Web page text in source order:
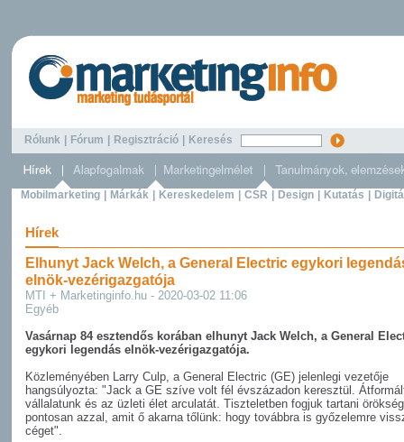
Rólunk Fórum Regisztráció Keresés
Mobilmarketing Márkák Kereskedelem CSR Design Kutatás
Hírek
Elhunyt Jack Welch, a General Electric egykori
elnök-vezérigazgatója
MTI + Marketinginfo.hu - 2020-03-02 11:06
Egyéb
Vasárnap 84 esztendős korában elhunyt Jack Welch, a General
egykori legendás elnök-vezérigazgatója.
Közleményében Larry Culp, a General Electric (GE) jelenlegi vezetője
hangsúlyozta: "Jack a GE szíve volt fél évszázadon keresztül.
vállalatunk és az üzleti élet arculatát. Tiszteletben fogjuk tartani
pontosan azzal, amit ő akarna tőlünk: hogy továbbra is győzelemre
céget".